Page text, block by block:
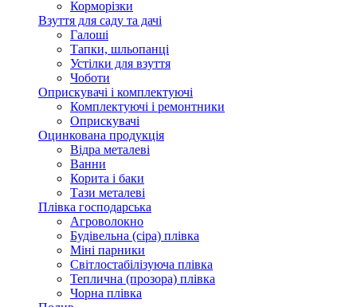
Корморізки
Взуття для саду та дачі
Галоші
Тапки, шльопанці
Устілки для взуття
Чоботи
Оприскувачі і комплектуючі
Комплектуючі і ремонтники
Оприскувачі
Оцинкована продукція
Відра металеві
Ванни
Корита і баки
Тази металеві
Плівка господарська
Агроволокно
Будівельна (сіра) плівка
Міні парники
Світлостабілізуюча плівка
Теплична (прозора) плівка
Чорна плівка